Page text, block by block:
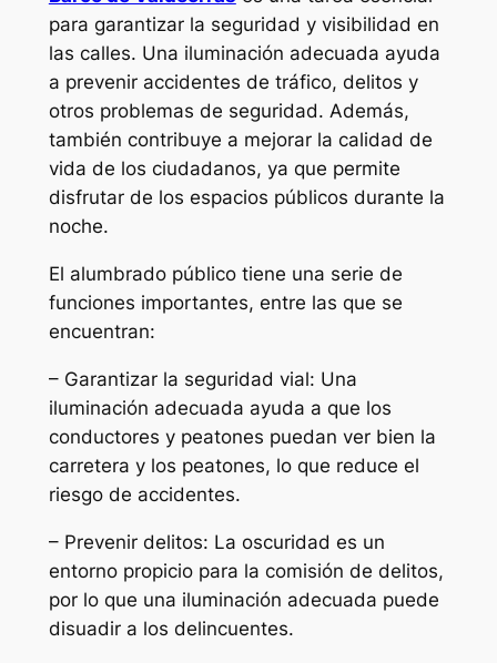
para garantizar la seguridad y visibilidad en
las calles. Una iluminación adecuada ayuda
a prevenir accidentes de tráfico, delitos y
otros problemas de seguridad. Además,
también contribuye a mejorar la calidad de
vida de los ciudadanos, ya que permite
disfrutar de los espacios públicos durante la
noche.
El alumbrado público tiene una serie de
funciones importantes, entre las que se
encuentran:
– Garantizar la seguridad vial: Una
iluminación adecuada ayuda a que los
conductores y peatones puedan ver bien la
carretera y los peatones, lo que reduce el
riesgo de accidentes.
– Prevenir delitos: La oscuridad es un
entorno propicio para la comisión de delitos,
por lo que una iluminación adecuada puede
disuadir a los delincuentes.